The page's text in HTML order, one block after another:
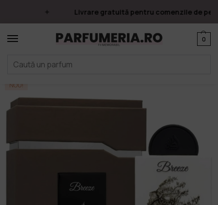
Livrare gratuită pentru comenzile de
0
Prima pagină / Parfumuri
NOU!